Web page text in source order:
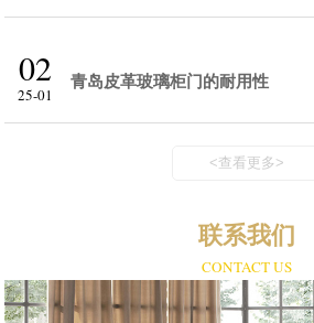
02
25-01
青岛皮革玻璃柜门的耐用性
<查看更多>
联系我们
CONTACT US